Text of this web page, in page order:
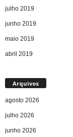
julho 2019
junho 2019
maio 2019
abril 2019
Arquivos
agosto 2026
julho 2026
junho 2026